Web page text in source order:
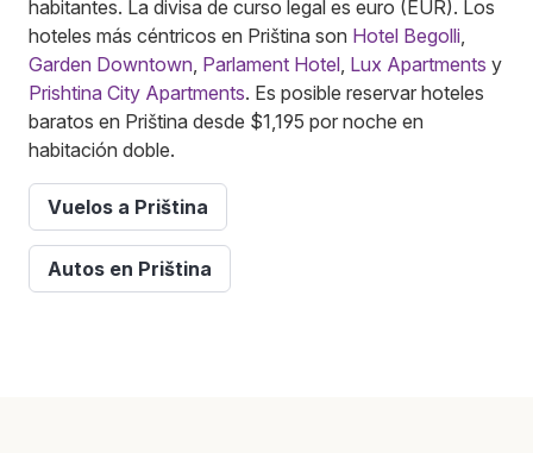
habitantes. La divisa de curso legal es euro (EUR). Los
hoteles más céntricos en Priština son Hotel Begolli,
Garden Downtown, Parlament Hotel, Lux Apartments y
Prishtina City Apartments. Es posible reservar hoteles
baratos en Priština desde $1,195 por noche en
habitación doble.
Vuelos a Priština
Autos en Priština